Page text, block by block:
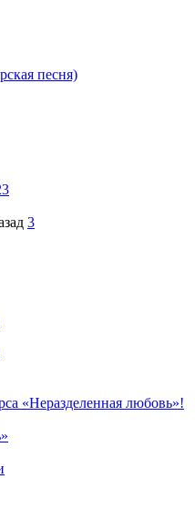
песня)
3
«Неразделенная любовь»!